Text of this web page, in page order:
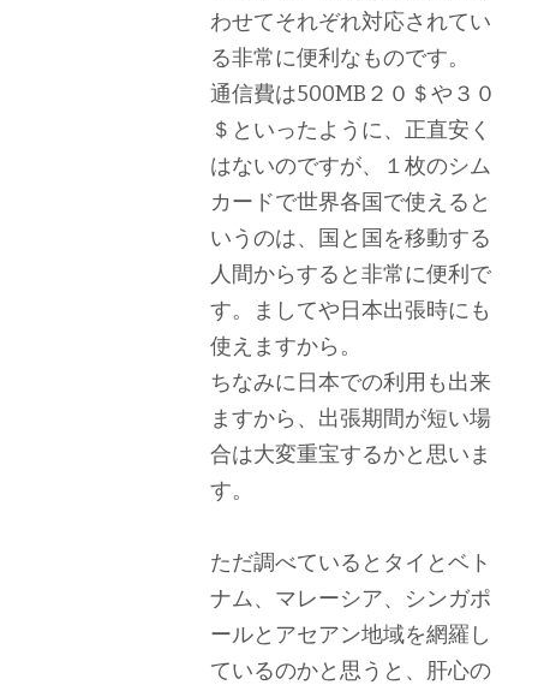
わせてそれぞれ対応されてい
る非常に便利なものです。
通信費は500MB２０＄や３０
＄といったように、正直安く
はないのですが、１枚のシム
カードで世界各国で使えると
いうのは、国と国を移動する
人間からすると非常に便利で
す。ましてや日本出張時にも
使えますから。
ちなみに日本での利用も出来
ますから、出張期間が短い場
合は大変重宝するかと思いま
す。
ただ調べているとタイとベト
ナム、マレーシア、シンガポ
ールとアセアン地域を網羅し
ているのかと思うと、肝心の